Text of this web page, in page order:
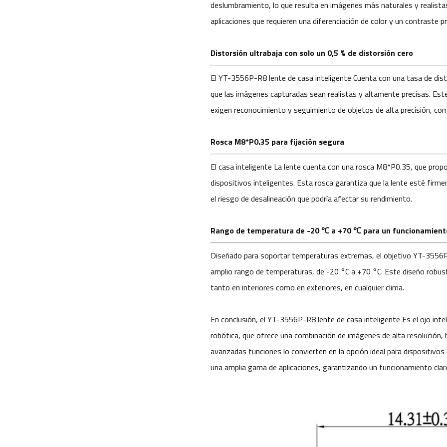
deslumbramiento, lo que resulta en imágenes más naturales y
aplicaciones que requieren una diferenciación de color y un contraste
Distorsión ultrabaja con solo un 0,5 % de distorsión cero
El YT-3556P-R8lente de casa inteligente Cuenta con una tasa de
que las imágenes capturadas sean realistas y altamente precisas.
exigen reconocimiento y seguimiento de objetos de alta precisión,
Rosca M8*P0.35 para fijación segura
El casa inteligente La lente cuenta con una rosca M8*P0.35, que
dispositivos inteligentes. Esta rosca garantiza que la lente esté
el riesgo de desalineación que podría afectar su rendimiento.
Rango de temperatura de -20 ℃ a +70 ℃ para un
Diseñado para soportar temperaturas extremas, el objetivo YT-
amplio rango de temperaturas, de -20 °C a +70 °C. Este diseño
tanto en interiores como en exteriores, en cualquier clima.
En conclusión, el YT-3556P-R8lente de casa inteligente Es el ojo
robótica, que ofrece una combinación de imágenes de alta
avanzadas funciones lo convierten en la opción ideal para
una amplia gama de aplicaciones, garantizando un funcionamiento